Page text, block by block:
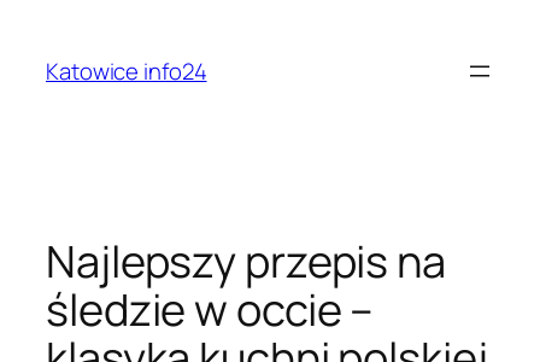
treściKatowice info24
Najlepszy przepis na
śledzie w occie –